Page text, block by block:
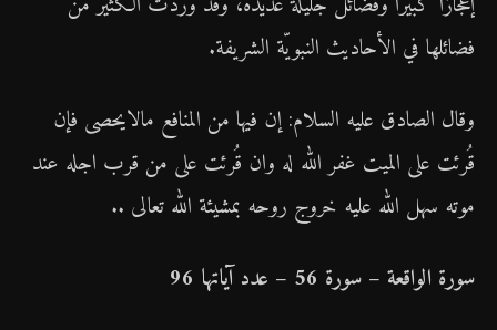
فضائلها في الأحاديث النبويّة الشريفة.
وقال الصادق عليه السلام: إن فيها من المنافع مالايحصى فإن
ُقُرئت على الميت غفر الله له وان قُرئت على من قرب اجله عند
موته سهل الله عليه خروج روحه بمشيئة الله تعالى ..
سورة الواقعة – سورة 56 – عدد آياتها 96